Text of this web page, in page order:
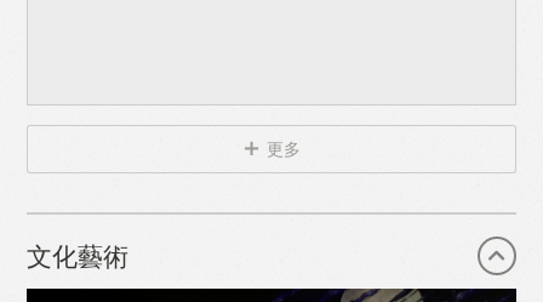
更多
文化藝術